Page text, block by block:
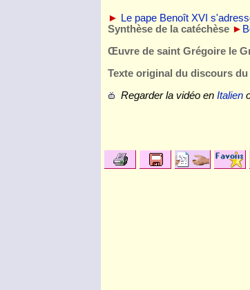
►
Le pape Benoît XVI
Synthèse de la catéchèse ►
Œuvre de saint Grégoire le
Texte original du discours du
Regarder la vidéo en Italien